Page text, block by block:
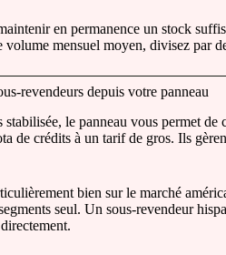
en permanence un stock
mensuel moyen, divisez par
revendeurs depuis votre panneau
le panneau vous permet
de crédits à un tarif de gros. Ils
bien sur le marché
seul. Un sous-revendeur